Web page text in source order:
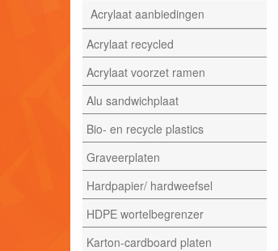
Acrylaat aanbiedingen
Acrylaat recycled
Acrylaat voorzet ramen
Alu sandwichplaat
Bio- en recycle plastics
Graveerplaten
Hardpapier/ hardweefsel
HDPE wortelbegrenzer
Karton-cardboard platen